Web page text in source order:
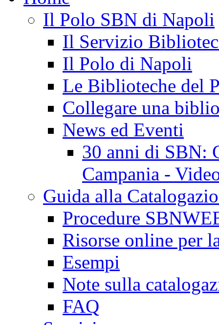
Il Polo SBN di Napoli
Il Servizio
Il Polo di Napoli
Le Biblioteche del
Collegare una
News ed Eventi
30 anni di SBN:
Campania -
Guida alla
Procedure
Risorse online per
Esempi
Note sulla
FAQ